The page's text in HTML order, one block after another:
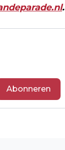
.
Abonneren